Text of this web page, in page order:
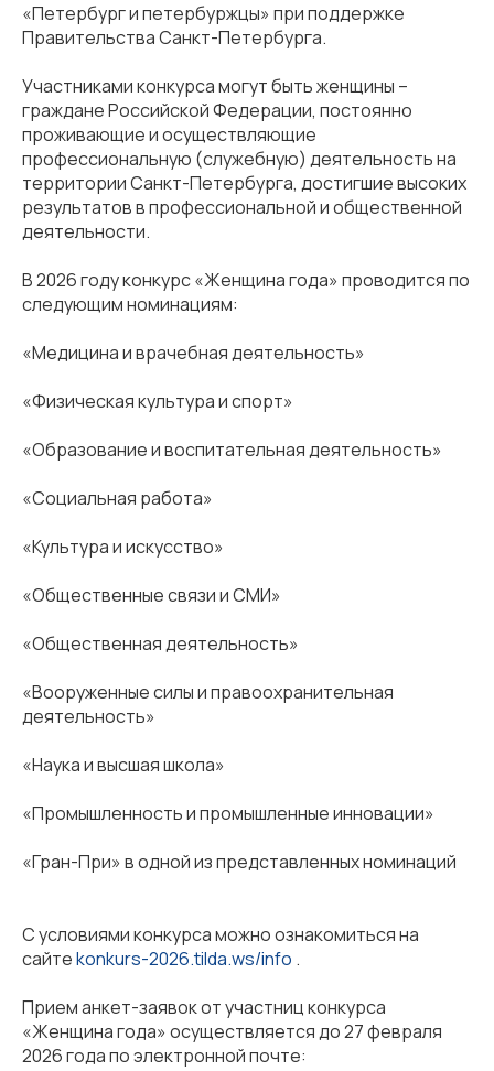
«Петербург и петербуржцы» при поддержке
Правительства Санкт-Петербурга.
⁣Участниками конкурса могут быть женщины –
граждане Российской Федерации, постоянно
проживающие и осуществляющие
профессиональную (служебную) деятельность на
территории Санкт-Петербурга, достигшие высоких
результатов в профессиональной и общественной
деятельности.
⁣В 2026 году конкурс «Женщина года» проводится по
следующим номинациям:
«Медицина и врачебная деятельность»
«Физическая культура и спорт»
«Образование и воспитательная деятельность»
«Социальная работа»
«Культура и искусство»
«Общественные связи и СМИ»
«Общественная деятельность»
«Вооруженные силы и правоохранительная
деятельность»
«Наука и высшая школа»
«Промышленность и промышленные инновации»
⁣«Гран-При» в одной из представленных номинаций
С условиями конкурса можно ознакомиться на
сайтеkonkurs-2026.tilda.ws/info .
⁣Прием анкет-заявок от участниц конкурса
«Женщина года» осуществляется до 27 февраля
2026 года по электронной почте: